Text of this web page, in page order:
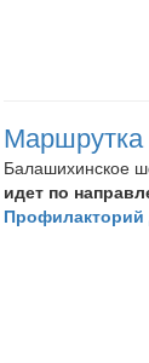
Маршрутка
Балашихинское
идет по